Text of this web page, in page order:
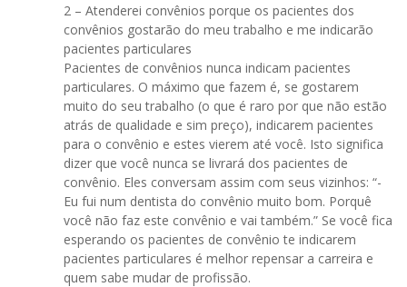
2 – Atenderei convênios porque os pacientes dos
convênios gostarão do meu trabalho e me indicarão
pacientes particulares
Pacientes de convênios nunca indicam pacientes
particulares. O máximo que fazem é, se gostarem
muito do seu trabalho (o que é raro por que não estão
atrás de qualidade e sim preço), indicarem pacientes
para o convênio e estes vierem até você. Isto significa
dizer que você nunca se livrará dos pacientes de
convênio. Eles conversam assim com seus vizinhos: “-
Eu fui num dentista do convênio muito bom. Porquê
você não faz este convênio e vai também.” Se você fica
esperando os pacientes de convênio te indicarem
pacientes particulares é melhor repensar a carreira e
quem sabe mudar de profissão.